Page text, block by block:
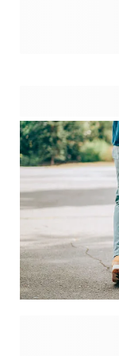
et à un
personnalisés
Jetez un coup